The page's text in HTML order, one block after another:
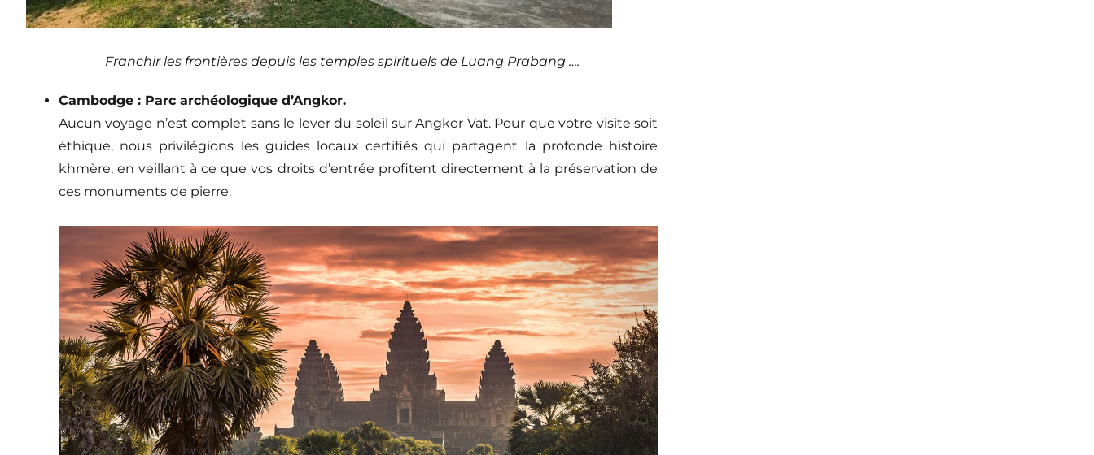
Franchir les frontières depuis les temples spirituels de Luang Prabang ….
Cambodge : Parc archéologique d’Angkor.
Aucun voyage n’est complet sans le lever du soleil sur Angkor Vat. Pour que votre visite soit
éthique, nous privilégions les guides locaux certifiés qui partagent la profonde histoire
khmère, en veillant à ce que vos droits d’entrée profitent directement à la préservation de
ces monuments de pierre.